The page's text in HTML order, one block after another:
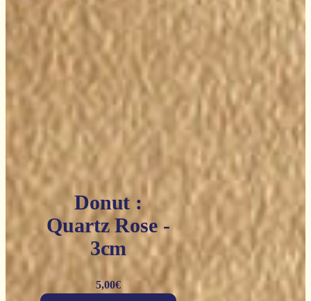
Donut :
Quartz Rose -
3cm
5,00€